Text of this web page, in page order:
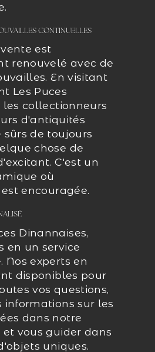
CONTINUELLES
est
renouvelé avec de
En visitant
Les Puces
les collectionneurs
d'antiquités
de toujours
chose de
C'est un
où
encouragée.
Dinannaises,
en un service
Nos experts en
disponibles pour
vos questions,
informations sur les
dans notre
vous guider dans
uniques.